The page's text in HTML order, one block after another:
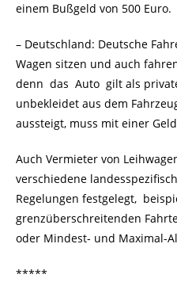
einem Bußgeld von 500 Euro.
– Deutschland: Deutsche
Wagen sitzen und auch
denn das Auto gilt als
unbekleidet aus dem
aussteigt, muss mit einer
Auch Vermieter von
verschiedene
Regelungen festgelegt,
grenzüberschreitenden
oder Mindest- und Maximal-
*****